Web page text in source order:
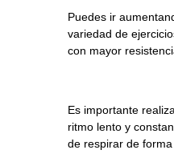
Puedes ir
variedad de
con mayor
Es importante
ritmo lento y
de respirar de forma